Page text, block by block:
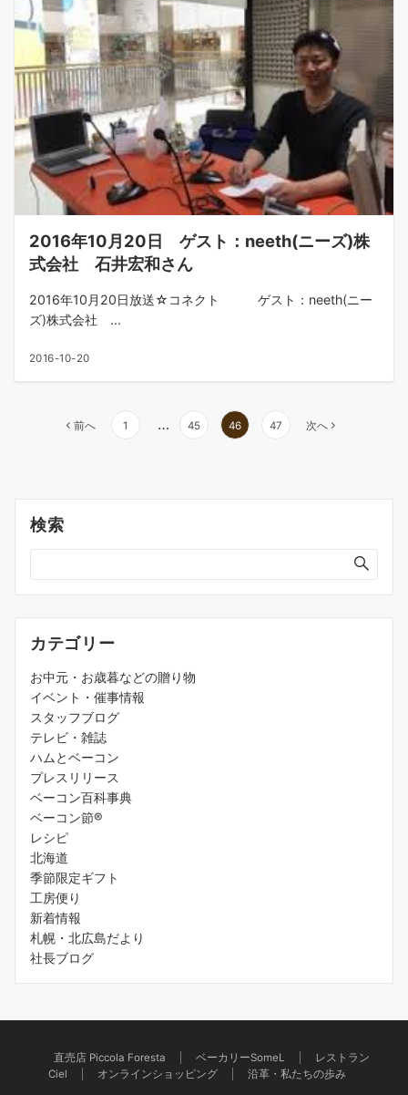
2016年10月20日 ゲスト：neeth(ニーズ)株
式会社 石井宏和さん
2016年10月20日放送☆コネクト ゲスト：neeth(ニー
ズ)株式会社 ...
2016-10-20
前へ 1 … 45 46 47 次へ
検索
カテゴリー
お中元・お歳暮などの贈り物
イベント・催事情報
スタッフブログ
テレビ・雑誌
ハムとベーコン
プレスリリース
ベーコン百科事典
ベーコン節®️
レシピ
北海道
季節限定ギフト
工房便り
新着情報
札幌・北広島だより
社長ブログ
直売店 Piccola Foresta ベーカリーSomeL
レストラン
Ciel
オンラインショッピング 沿革・私たちの歩み